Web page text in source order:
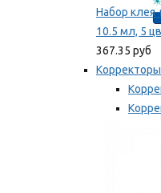
Набор
10.5 мл, 5
367.35 руб
Мы